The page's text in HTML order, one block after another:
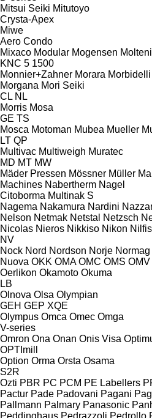
Mitsui Seiki Mitutoyo
Crysta-Apex
Miwe
Aero Condo
Mixaco Modular Mogensen Molteni
KNC 5 1500
Monnier+Zahner Morara Morbidelli
Morgana Mori Seiki
CL NL
Morris Mosa
GE TS
Mosca Motoman Mubea Mueller
LT QP
Multivac Multiweigh Muratec
MD MT MW
Mäder Pressen Mössner Müller
Machines Nabertherm Nagel
Citoborma Multinak S
Nagema Nakamura Nardini
Nelson Netmak Netstal Netzsch
Nicolas Nieros Nikkiso Nikon
NV
Nock Nord Nordson Norje Normag
Nuova OKK OMA OMC OMS OMV
Oerlikon Okamoto Okuma
LB
Olnova Olsa Olympian
GEH GEP XQE
Olympus Omca Omec Omga
V-series
Omron Ona Onan Onis Visa
OPTImill
Option Orma Orsta Osama
S2R
Ozti PBR PC PCM PE Labellers
Pactur Pade Padovani Pagani
Pallmann Palmary Panasonic
Peddinghaus Pedrazzoli Pedrollo